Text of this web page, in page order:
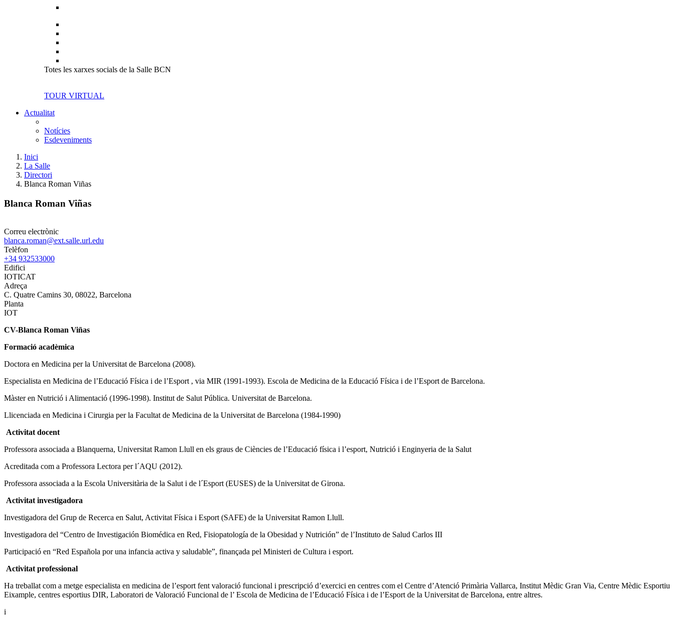
Totes les xarxes socials de la Salle BCN
TOUR VIRTUAL
Actualitat
Notícies
Esdeveniments
Inici
La Salle
Directori
Blanca Roman Viñas
Blanca Roman Viñas
Correu electrònic
blanca.roman@ext.salle.url.edu
Telèfon
+34 932533000
Edifici
IOTICAT
Adreça
C. Quatre Camins 30, 08022, Barcelona
Planta
IOT
CV-Blanca Roman Viñas
Formació acadèmica
Doctora en Medicina per la Universitat de Barcelona (2008).
Especialista en Medicina de l’Educació Física i de l’Esport , via MIR (1991-1993). Escola de Medicina de la Educació Física i de l’Esport de Barcelona.
Màster en Nutrició i Alimentació (1996-1998). Institut de Salut Pública. Universitat de Barcelona.
Llicenciada en Medicina i Cirurgia per la Facultat de Medicina de la Universitat de Barcelona (1984-1990)
Activitat docent
Professora associada a Blanquerna, Universitat Ramon Llull en els graus de Ciències de l’Educació física i l’esport, Nutrició i Enginyeria de la Salut
Acreditada com a Professora Lectora per l´AQU (2012).
Professora associada a la Escola Universitària de la Salut i de l´Esport (EUSES) de la Universitat de Girona.
Activitat investigadora
Investigadora del Grup de Recerca en Salut, Activitat Física i Esport (SAFE) de la Universitat Ramon Llull.
Investigadora del “Centro de Investigación Biomédica en Red, Fisiopatología de la Obesidad y Nutrición” de l’Instituto de Salud Carlos III
Participació en “Red Española por una infancia activa y saludable”, finançada pel Ministeri de Cultura i esport.
Activitat professional
Ha treballat com a metge especialista en medicina de l’esport fent valoració funcional i prescripció d’exercici en centres com el Centre d’Atenció Primària Vallarca, Institut Mèdic Gran Via, Centre Mèdic Esportiu
Eixample, centres esportius DIR, Laboratori de Valoració Funcional de l’ Escola de Medicina de l’Educació Física i de l’Esport de la Universitat de Barcelona, entre altres.
i